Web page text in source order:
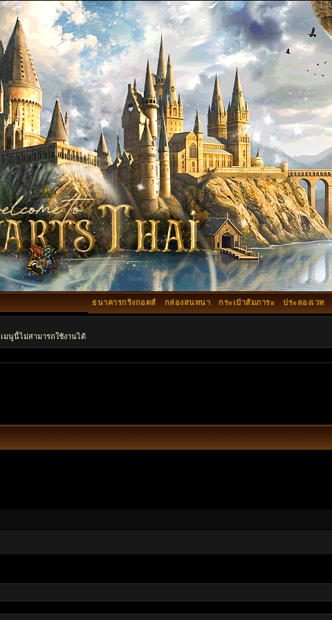
ประลองเวท
กระเป๋าสัมภาระ
กล่องสนทนา
ธนาคารกริงกอตส์
เมนูนี้ไม่สามารถใช้งานได้